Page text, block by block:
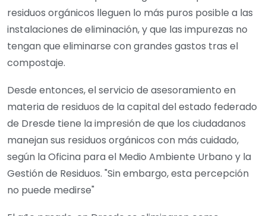
residuos orgánicos lleguen lo más puros posible a las
instalaciones de eliminación, y que las impurezas no
tengan que eliminarse con grandes gastos tras el
compostaje.
Desde entonces, el servicio de asesoramiento en
materia de residuos de la capital del estado federado
de Dresde tiene la impresión de que los ciudadanos
manejan sus residuos orgánicos con más cuidado,
según la Oficina para el Medio Ambiente Urbano y la
Gestión de Residuos. "Sin embargo, esta percepción
no puede medirse"